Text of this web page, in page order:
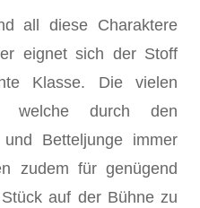
all diese Charaktere
eignet sich der Stoff
Klasse. Die vielen
welche durch den
Betteljunge immer
zudem für genügend
auf der Bühne zu